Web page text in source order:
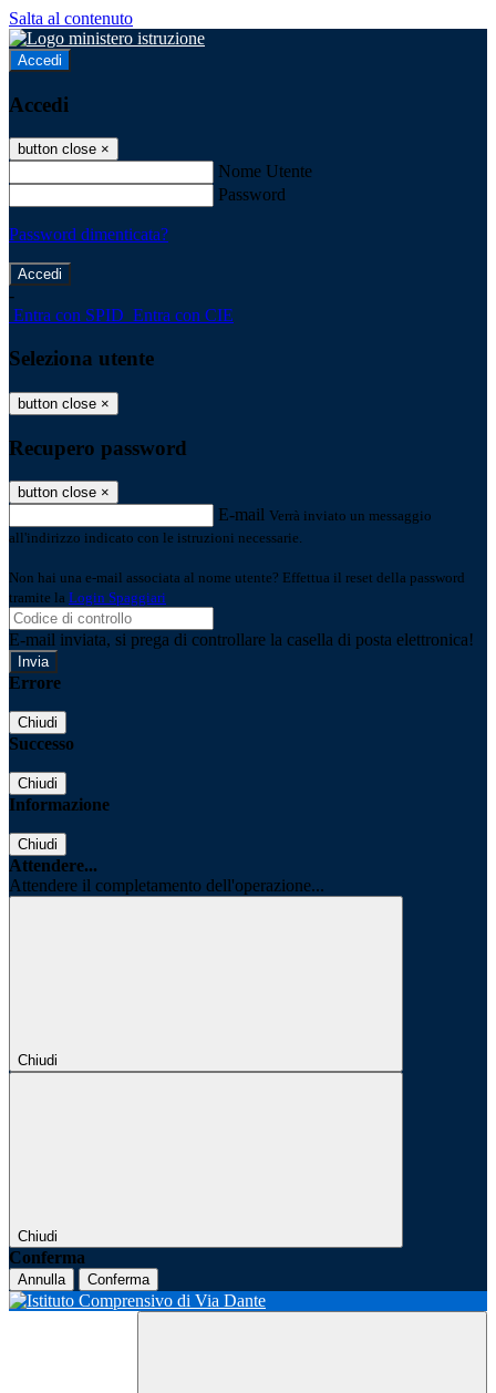
Salta al contenuto
Accedi
Accedi
button close ×
Nome Utente
Password
Password dimenticata?
-
Entra con SPID Entra con CIE
Seleziona utente
button close ×
Recupero password
button close ×
E-mail Verrà inviato un messaggio
all'indirizzo indicato con le istruzioni necessarie.
Non hai una e-mail associata al nome utente? Effettua il reset della password
tramite la Login Spaggiari
E-mail inviata, si prega di controllare la casella di posta elettronica!
Errore
Chiudi
Successo
Chiudi
Informazione
Chiudi
Attendere...
Attendere il completamento dell'operazione...
Chiudi
Chiudi
Conferma
Annulla Conferma